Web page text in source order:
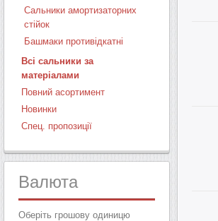
Сальники амортизаторних
стійок
Башмаки противідкатні
Всі сальники за
матеріалами
Повний асортимент
Новинки
Спец. пропозиції
Валюта
Оберіть грошову одиницю